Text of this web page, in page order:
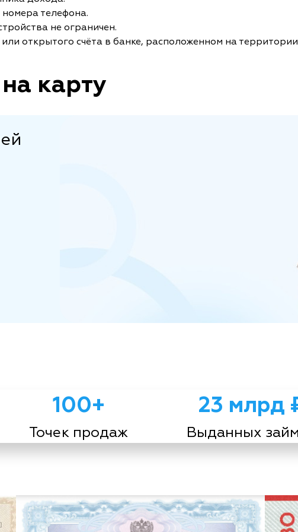
телефона.
не ограничен.
открытого счёта в банке, расположенном на
карту
100+
Точек продаж
23 млрд
Выданных